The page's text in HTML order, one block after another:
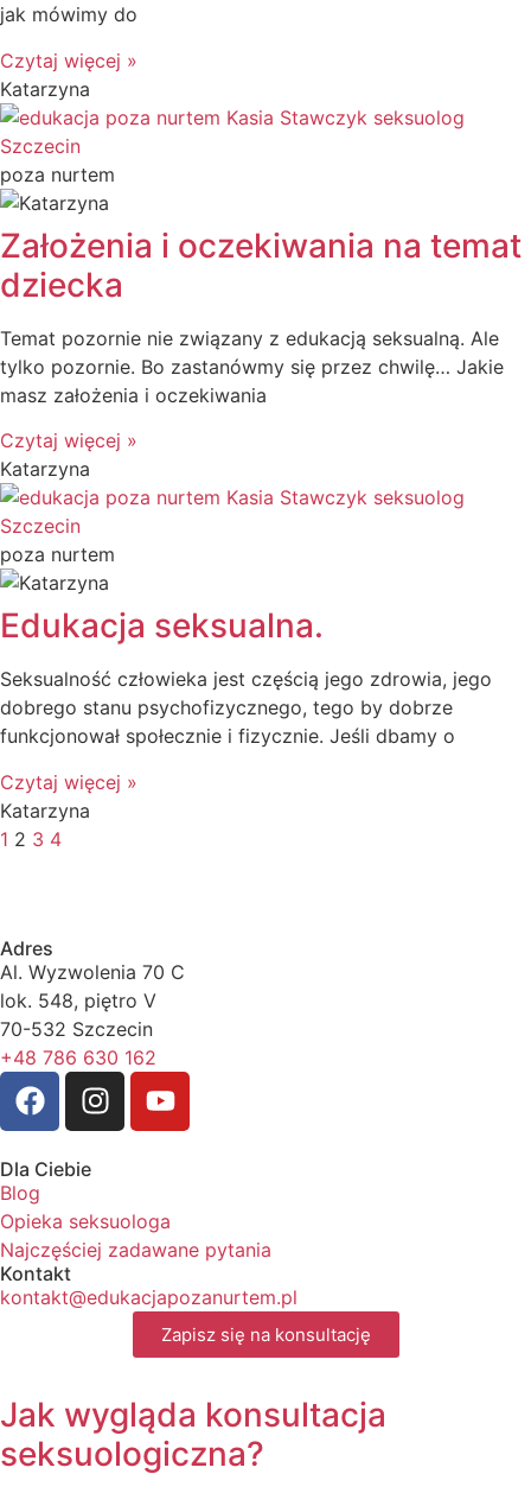
jak mówimy do
Czytaj więcej »
Katarzyna
poza nurtem
Założenia i oczekiwania na temat
dziecka
Temat pozornie nie związany z edukacją seksualną. Ale
tylko pozornie. Bo zastanówmy się przez chwilę… Jakie
masz założenia i oczekiwania
Czytaj więcej »
Katarzyna
poza nurtem
Edukacja seksualna.
Seksualność człowieka jest częścią jego zdrowia, jego
dobrego stanu psychofizycznego, tego by dobrze
funkcjonował społecznie i fizycznie. Jeśli dbamy o
Czytaj więcej »
Katarzyna
1 2 3 4
Adres
Al. Wyzwolenia 70 C
lok. 548, piętro V
70-532 Szczecin
+48 786 630 162
Dla Ciebie
Blog
Opieka seksuologa
Najczęściej zadawane pytania
Kontakt
kontakt@edukacjapozanurtem.pl
Zapisz się na konsultację
Jak wygląda konsultacja
seksuologiczna?